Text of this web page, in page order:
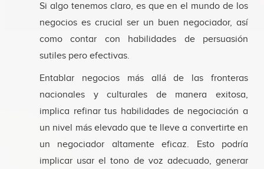
Si algo tenemos claro, es que en el mundo de los
negocios es crucial ser un buen negociador, así
como contar con habilidades de persuasión
sutiles pero efectivas.
Entablar negocios más allá de las fronteras
nacionales y culturales de manera exitosa,
implica refinar tus habilidades de negociación a
un nivel más elevado que te lleve a convertirte en
un negociador altamente eficaz. Esto podría
implicar usar el tono de voz adecuado, generar